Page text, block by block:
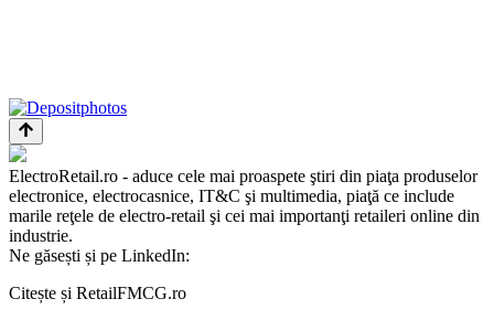
ElectroRetail.ro - aduce cele mai proaspete ştiri din piaţa produselor
electronice, electrocasnice, IT&C şi multimedia, piaţă ce include
marile reţele de electro-retail şi cei mai importanţi retaileri online din
industrie.
Ne găsești și pe LinkedIn:
Citește și RetailFMCG.ro